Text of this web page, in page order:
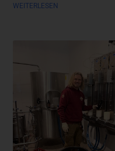
WEITERLESEN